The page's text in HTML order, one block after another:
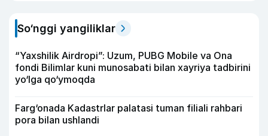
So‘nggi yangiliklar
“Yaxshilik Airdropi”: Uzum, PUBG Mobile va Ona
fondi Bilimlar kuni munosabati bilan xayriya tadbirini
yo‘lga qo‘ymoqda
Farg‘onada Kadastrlar palatasi tuman filiali rahbari
pora bilan ushlandi